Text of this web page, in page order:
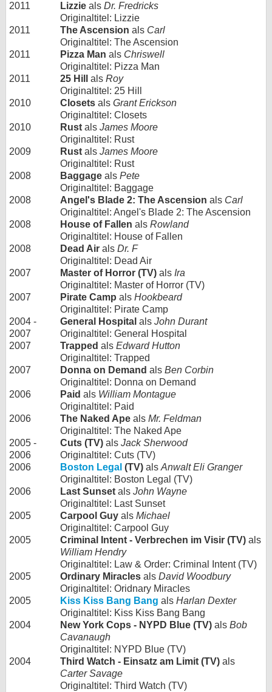
2011 Lizzie als Dr. Fredricks
Originaltitel: Lizzie
2011
The Ascension als Carl
Originaltitel: The Ascension
2011
Pizza Man als Chriswell
Originaltitel: Pizza Man
2011
25 Hill als Roy
Originaltitel: 25 Hill
2010
Closets als Grant Erickson
Originaltitel: Closets
2010
Rust als James Moore
Originaltitel: Rust
2009
Rust als James Moore
Originaltitel: Rust
2008
Baggage als Pete
Originaltitel: Baggage
2008
Angel's Blade 2: The Ascension als Carl
Originaltitel: Angel's Blade 2: The Ascension
2008
House of Fallen als Rowland
Originaltitel: House of Fallen
2008
Dead Air als Dr. F
Originaltitel: Dead Air
2007
Master of Horror (TV) als Ira
Originaltitel: Master of Horror (TV)
2007
Pirate Camp als Hookbeard
Originaltitel: Pirate Camp
2004 -
2007
General Hospital als John Durant
Originaltitel: General Hospital
2007
Trapped als Edward Hutton
Originaltitel: Trapped
2007
Donna on Demand als Ben Corbin
Originaltitel: Donna on Demand
2006
Paid als William Montague
Originaltitel: Paid
2006
The Naked Ape als Mr. Feldman
Originaltitel: The Naked Ape
2005 -
2006
Cuts (TV) als Jack Sherwood
Originaltitel: Cuts (TV)
2006
Boston Legal (TV) als Anwalt Eli Granger
Originaltitel: Boston Legal (TV)
2006
Last Sunset als John Wayne
Originaltitel: Last Sunset
2005
Carpool Guy als Michael
Originaltitel: Carpool Guy
2005
Criminal Intent - Verbrechen im Visir (TV) als
William Hendry
Originaltitel: Law & Order: Criminal Intent (TV)
2005
Ordinary Miracles als David Woodbury
Originaltitel: Oridnary Miracles
2005
Kiss Kiss Bang Bang als Harlan Dexter
Originaltitel: Kiss Kiss Bang Bang
2004
New York Cops - NYPD Blue (TV) als Bob
Cavanaugh
Originaltitel: NYPD Blue (TV)
2004
Third Watch - Einsatz am Limit (TV) als
Carter Savage
Originaltitel: Third Watch (TV)